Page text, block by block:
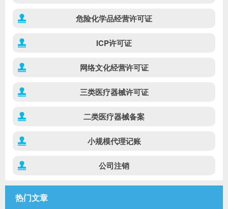
危险化学品经营许可证
ICP许可证
网络文化经营许可证
三类医疗器械许可证
二类医疗器械备案
小规模代理记账
公司注销
热门文章